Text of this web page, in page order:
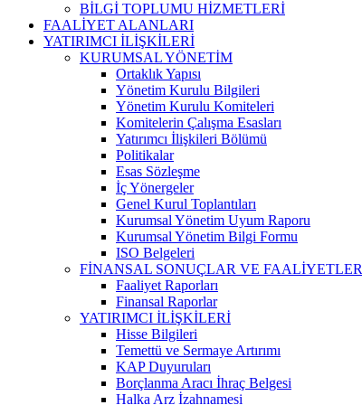
BİLGİ TOPLUMU HİZMETLERİ
FAALİYET ALANLARI
YATIRIMCI İLİŞKİLERİ
KURUMSAL YÖNETİM
Ortaklık Yapısı
Yönetim Kurulu Bilgileri
Yönetim Kurulu Komiteleri
Komitelerin Çalışma Esasları
Yatırımcı İlişkileri Bölümü
Politikalar
Esas Sözleşme
İç Yönergeler
Genel Kurul Toplantıları
Kurumsal Yönetim Uyum Raporu
Kurumsal Yönetim Bilgi Formu
ISO Belgeleri
FİNANSAL SONUÇLAR VE FAALİYETLER
Faaliyet Raporları
Finansal Raporlar
YATIRIMCI İLİŞKİLERİ
Hisse Bilgileri
Temettü ve Sermaye Artırımı
KAP Duyuruları
Borçlanma Aracı İhraç Belgesi
Halka Arz İzahnamesi